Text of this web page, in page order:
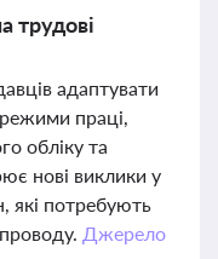
трудові
адаптувати
праці,
обліку та
нові виклики у
які потребують
Джерело